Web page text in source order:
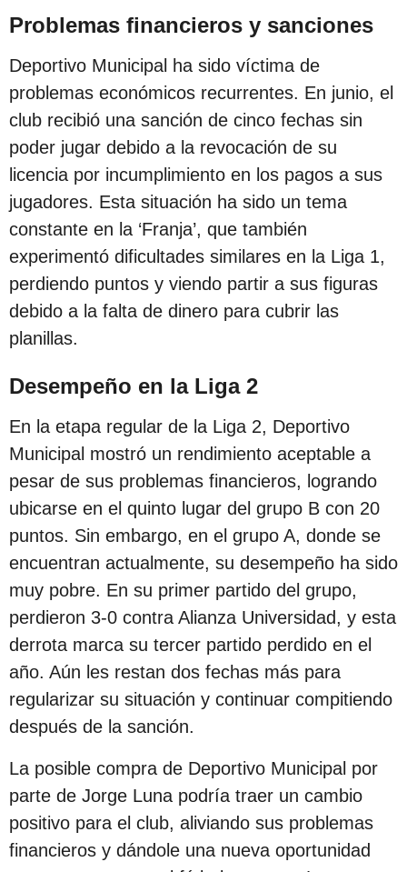
c
c
i
ó
n
Problemas financieros y sanciones
Deportivo Municipal ha sido víctima de
problemas económicos recurrentes. En junio, el
club recibió una sanción de cinco fechas sin
poder jugar debido a la revocación de su
licencia por incumplimiento en los pagos a sus
jugadores. Esta situación ha sido un tema
constante en la ‘Franja’, que también
experimentó dificultades similares en la Liga 1,
perdiendo puntos y viendo partir a sus figuras
debido a la falta de dinero para cubrir las
planillas.
Desempeño en la Liga 2
En la etapa regular de la Liga 2, Deportivo
Municipal mostró un rendimiento aceptable a
pesar de sus problemas financieros, logrando
ubicarse en el quinto lugar del grupo B con 20
puntos. Sin embargo, en el grupo A, donde se
encuentran actualmente, su desempeño ha sido
muy pobre. En su primer partido del grupo,
perdieron 3-0 contra Alianza Universidad, y esta
derrota marca su tercer partido perdido en el
año. Aún les restan dos fechas más para
regularizar su situación y continuar compitiendo
después de la sanción.
La posible compra de Deportivo Municipal por
parte de Jorge Luna podría traer un cambio
positivo para el club, aliviando sus problemas
financieros y dándole una nueva oportunidad